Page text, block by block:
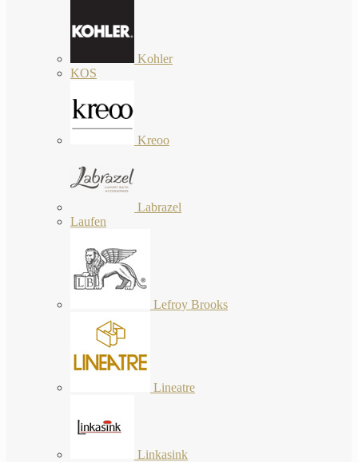
Kohler
KOS
Kreoo
Labrazel
Laufen
Lefroy Brooks
Lineatre
Linkasink